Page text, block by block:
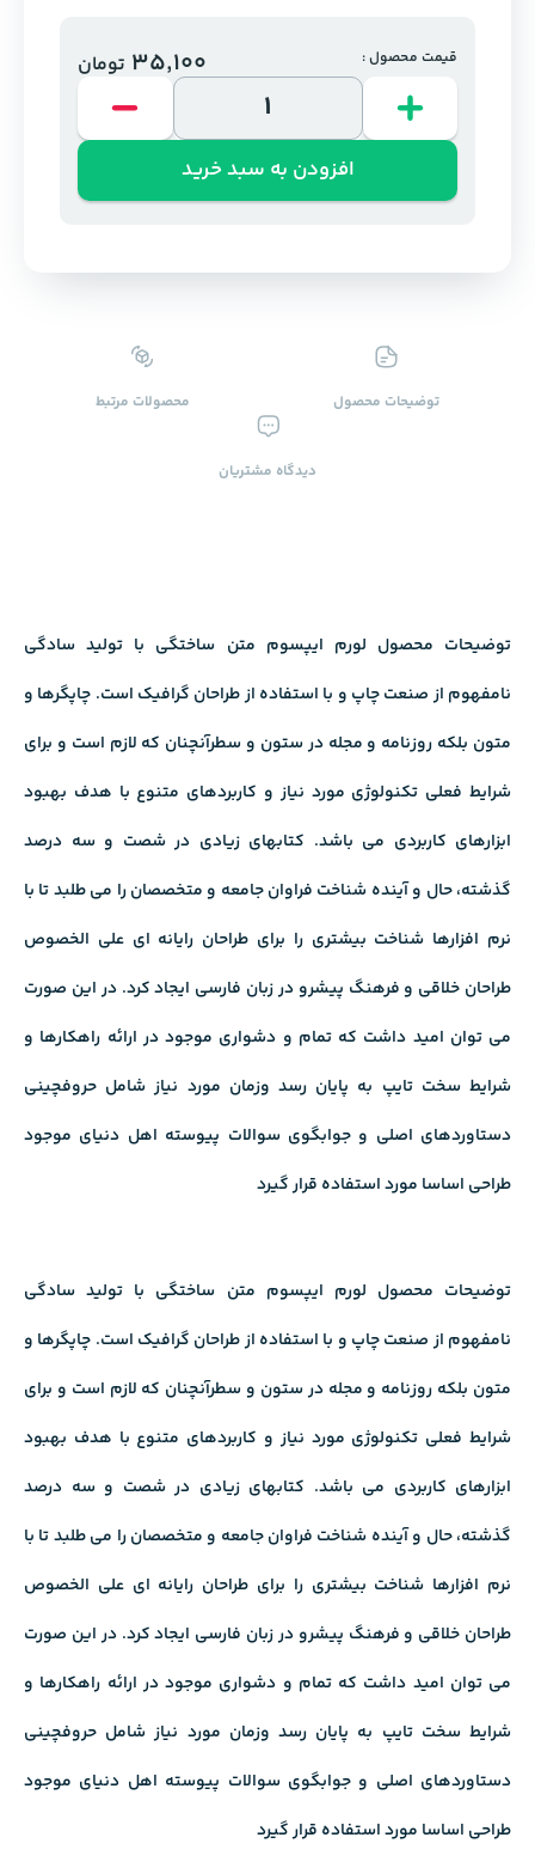
قیمت محصول : 35,100 تومان
افزودن به سبد خرید
توضیحات محصول محصولات ‌مرتبط
دیدگاه ‌مشتریان
توضیحات محصول لورم ایپسوم متن ساختگی با تولید سادگی
نامفهوم از صنعت چاپ و با استفاده از طراحان گرافیک است. چاپگرها و
متون بلکه روزنامه و مجله در ستون و سطرآنچنان که لازم است و برای
شرایط فعلی تکنولوژی مورد نیاز و کاربردهای متنوع با هدف بهبود
ابزارهای کاربردی می باشد. کتابهای زیادی در شصت و سه درصد
گذشته، حال و آینده شناخت فراوان جامعه و متخصصان را می طلبد تا با
نرم افزارها شناخت بیشتری را برای طراحان رایانه ای علی الخصوص
طراحان خلاقی و فرهنگ پیشرو در زبان فارسی ایجاد کرد. در این صورت
می توان امید داشت که تمام و دشواری موجود در ارائه راهکارها و
شرایط سخت تایپ به پایان رسد وزمان مورد نیاز شامل حروفچینی
دستاوردهای اصلی و جوابگوی سوالات پیوسته اهل دنیای موجود
طراحی اساسا مورد استفاده قرار گیرد
توضیحات محصول لورم ایپسوم متن ساختگی با تولید سادگی
نامفهوم از صنعت چاپ و با استفاده از طراحان گرافیک است. چاپگرها و
متون بلکه روزنامه و مجله در ستون و سطرآنچنان که لازم است و برای
شرایط فعلی تکنولوژی مورد نیاز و کاربردهای متنوع با هدف بهبود
ابزارهای کاربردی می باشد. کتابهای زیادی در شصت و سه درصد
گذشته، حال و آینده شناخت فراوان جامعه و متخصصان را می طلبد تا با
نرم افزارها شناخت بیشتری را برای طراحان رایانه ای علی الخصوص
طراحان خلاقی و فرهنگ پیشرو در زبان فارسی ایجاد کرد. در این صورت
می توان امید داشت که تمام و دشواری موجود در ارائه راهکارها و
شرایط سخت تایپ به پایان رسد وزمان مورد نیاز شامل حروفچینی
دستاوردهای اصلی و جوابگوی سوالات پیوسته اهل دنیای موجود
طراحی اساسا مورد استفاده قرار گیرد